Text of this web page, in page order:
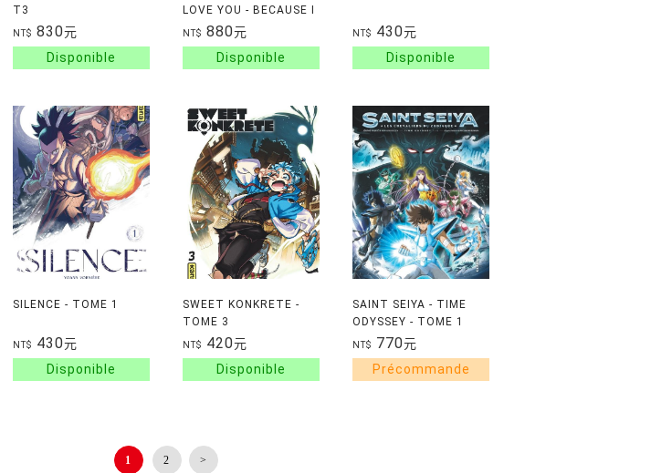
T3
NT$ 830元
LOVE YOU - BECAUSE I
CAN T LOVE YOU -
TOME 1
NT$ 880元 NT$ 430元
SILENCE - TOME 1
NT$ 430元
SWEET KONKRETE -
TOME 3
NT$ 420元
SAINT SEIYA - TIME
ODYSSEY - TOME 1
NT$ 770元
1 2 >